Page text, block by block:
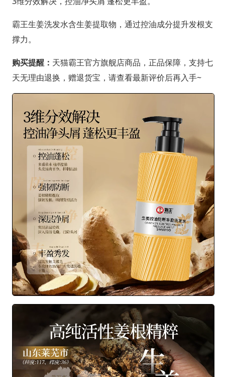
霸王生姜洗发水含生姜提取物，通过控油成分提升发根支
撑力。
购买提醒： 天猫霸王官方旗舰店商品，正品保障，支持七
天无理由退换，赠退货宝，请查看最新评价后再入手~